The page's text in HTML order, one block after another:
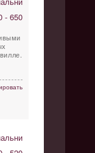
- 650